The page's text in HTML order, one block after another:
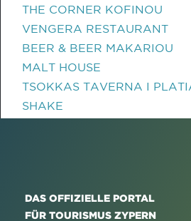
THE CORNER KOFINOU
VENGERA RESTAURANT
BEER & BEER MAKARIOU
MALT HOUSE
TSOKKAS TAVERNA I
SHAKE
DAS OFFIZIELLE PORTAL
FÜR TOURISMUS ZYPERN